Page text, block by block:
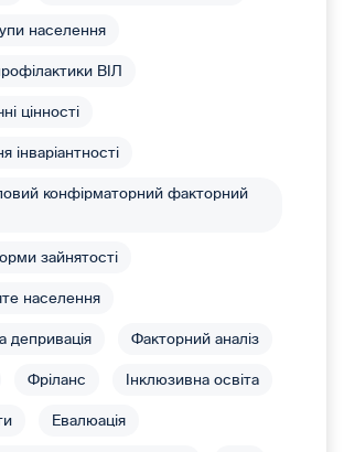
населення
ВІЛ
цінності
інваріантності
конфірматорний факторний
зайнятості
населення
депривація Факторний аналіз
Фріланс Інклюзивна освіта
Евалюація